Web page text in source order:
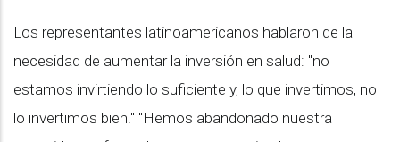
Los representantes latinoamericanos hablaron de la
necesidad de aumentar la inversión en salud: "no
estamos invirtiendo lo suficiente y, lo que invertimos, no
lo invertimos bien." "Hemos abandonado nuestra